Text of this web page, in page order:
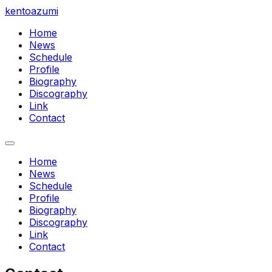
kentoazumi
Home
News
Schedule
Profile
Biography
Discography
Link
Contact
Home
News
Schedule
Profile
Biography
Discography
Link
Contact